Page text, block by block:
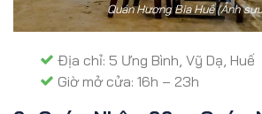
Quán Hương Bia Huế (Ảnh
Địa chỉ: 5 Ưng Bình, Vỹ Dạ, Huế
Giờ mở cửa: 16h – 23h